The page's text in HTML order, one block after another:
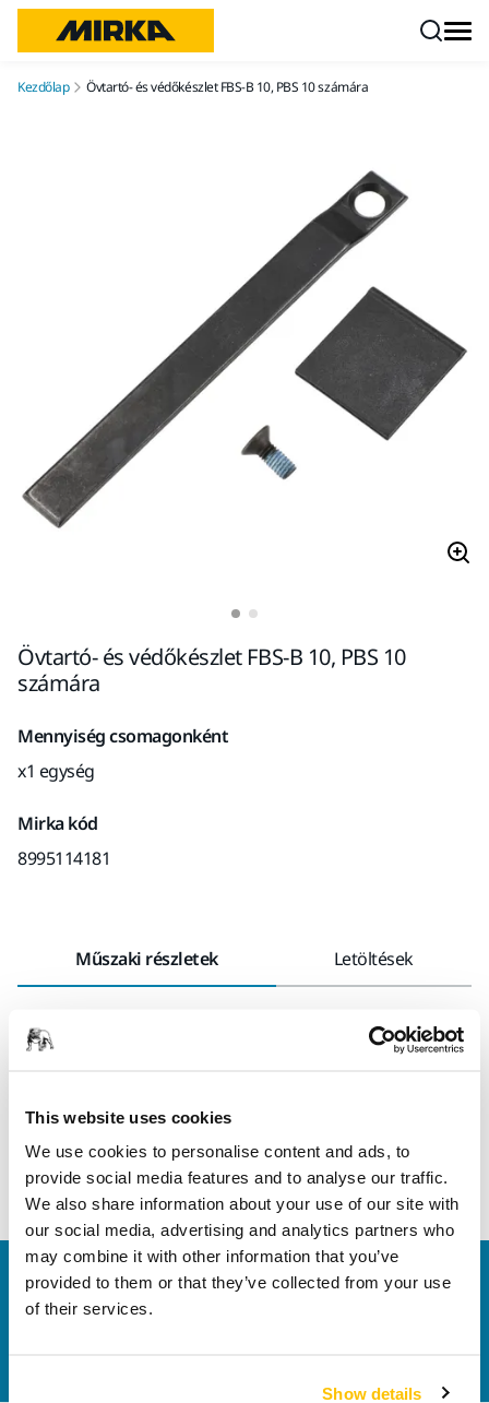
This website uses cookies
We use cookies to personalise content and ads, to
provide social media features and to analyse our traffic.
We also share information about your use of our site with
our social media, advertising and analytics partners who
may combine it with other information that you’ve
provided to them or that they’ve collected from your use
of their services.
Show details
Kezdőlap Övtartó- és védőkészlet FBS-B 10, PBS 10 számára
Övtartó- és védőkészlet FBS-B 10, PBS 10
számára
Mennyiség csomagonként
x1 egység
Mirka kód
8995114181
Műszaki részletek Letöltések
Hossz
Vegye fel velünk a kapcsolatot
Szeretne többet tudni?